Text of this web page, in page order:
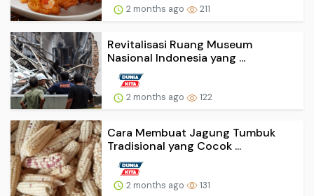
2 months ago 211
Revitalisasi Ruang Museum
Nasional Indonesia yang ...
2 months ago 122
Cara Membuat Jagung Tumbuk
Tradisional yang Cocok ...
2 months ago 131